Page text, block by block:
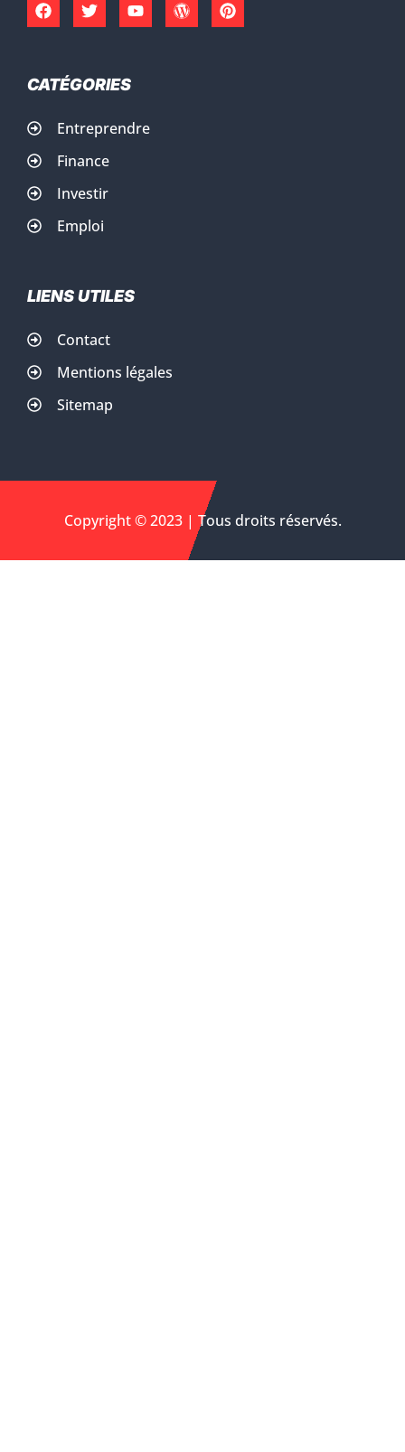
CATÉGORIES
Entreprendre
Finance
Investir
Emploi
LIENS UTILES
Contact
Mentions légales
Sitemap
Copyright © 2023 | Tous droits réservés.